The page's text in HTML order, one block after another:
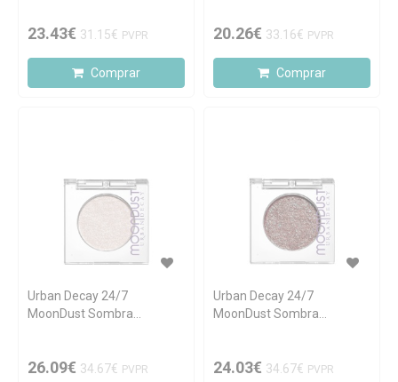
23.43€ 31.15€ PVPR
Comprar
20.26€ 33.16€ PVPR
Comprar
Urban Decay 24/7
MoonDust Sombra
26.09€ 34.67€ PVPR
Urban Decay 24/7
MoonDust Sombra
24.03€ 34.67€ PVPR